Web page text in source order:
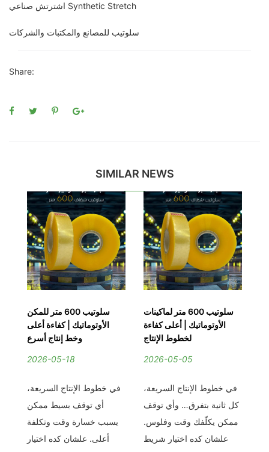
اشترتش صناعي Synthetic Stretch
سلوتيب للمصانع والمكتبات والشركات
Share:
SIMILAR NEWS
سلوتيب 600 متر للمكن
الأوتوماتيك | كفاءة أعلى
وخط إنتاج أسرع
2026-05-18
في خطوط الإنتاج السريعة،
أي توقف بسيط ممكن
يسبب خسارة وقت وتكلفة
أعلى. علشان كده اختيار
سلوتيب 600 متر لماكينات
الأوتوماتيك | أعلى كفاءة
لخطوط الإنتاج
2026-05-05
في خطوط الإنتاج السريعة،
كل ثانية بتفرق… وأي توقف
ممكن يكلّفك وقت وفلوس.
علشان كده اختيار شريط